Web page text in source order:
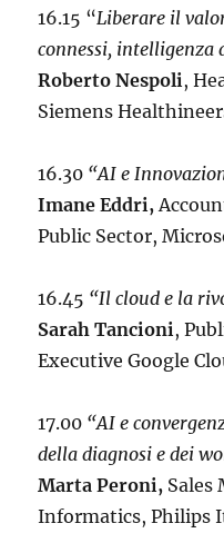
16.15 “Liberare il
connessi, intelligenza
Roberto Nespoli,
Siemens
16.30 “AI e
Imane Eddri,
Public Sector,
16.45 “Il cloud e la
Sarah Tancioni,
Executive Google
17.00 “AI e
della diagnosi e dei
Marta Peroni, Sales
Informatics, Philips